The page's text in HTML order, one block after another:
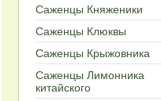
Саженцы Княженики
Cаженцы Клюквы
Cаженцы Крыжовника
Cаженцы Лимонника
китайского